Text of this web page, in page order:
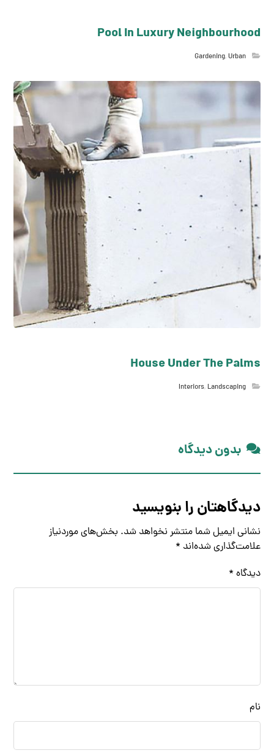
Pool In Luxury Neighbourhood
Gardening,Urban
House Under The Palms
Interiors, Landscaping
بدون دیدگاه
دیدگاهتان را بنویسید
نشانی ایمیل شما منتشر نخواهد شد. بخش‌های موردنیاز
علامت‌گذاری شده‌اند *
دیدگاه *
نام